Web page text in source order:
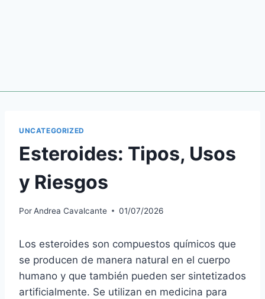
UNCATEGORIZED
Esteroides: Tipos, Usos
y Riesgos
PorAndrea Cavalcante 01/07/2026
Los esteroides son compuestos químicos que
se producen de manera natural en el cuerpo
humano y que también pueden ser sintetizados
artificialmente. Se utilizan en medicina para